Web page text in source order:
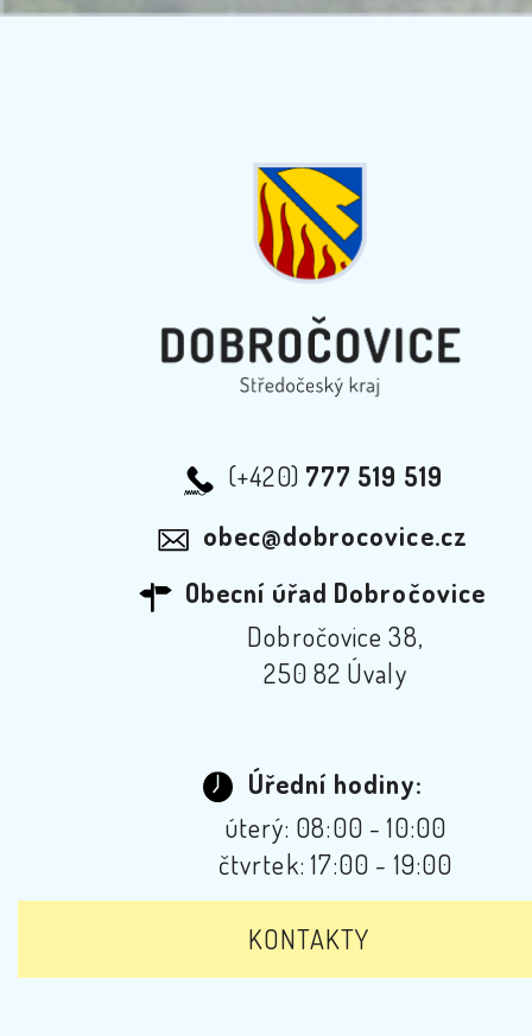
(+420) 777 519 519
obec@dobrocovice.cz
Obecní úřad Dobročovice
Dobročovice 38,
250 82 Úvaly
Úřední hodiny:
úterý: 08:00 - 10:00
čtvrtek: 17:00 - 19:00
KONTAKTY